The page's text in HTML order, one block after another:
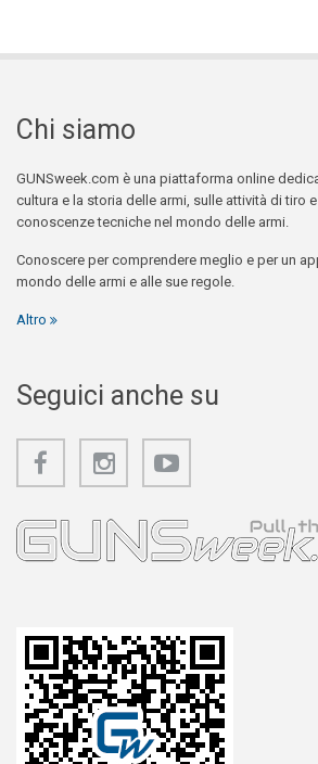
Chi siamo
GUNSweek.com è una piattaforma online
cultura e la storia delle armi, sulle attività di tiro
conoscenze tecniche nel mondo delle armi.
Conoscere per comprendere meglio e per un
mondo delle armi e alle sue regole.
Altro
Seguici anche su